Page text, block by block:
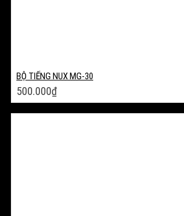
BỘ TIẾNG NUX MG-30
500.000₫